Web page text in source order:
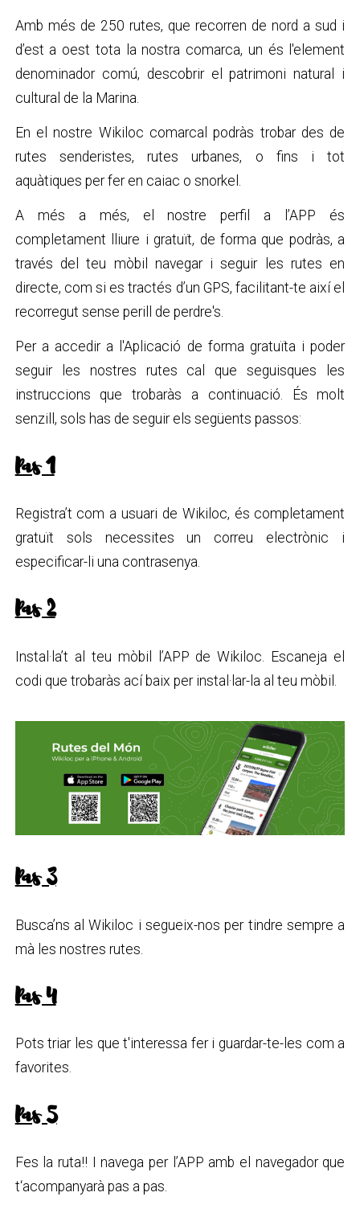
Amb més de 250 rutes, que recorren de nord a sud i
d’est a oest tota la nostra comarca, un és l'element
denominador comú, descobrir el patrimoni natural i
cultural de la Marina.
En el nostre Wikiloc comarcal podràs trobar des de
rutes senderistes, rutes urbanes, o fins i tot
aquàtiques per fer en caiac o snorkel.
A més a més, el nostre perfil a l’APP és
completament lliure i gratuït, de forma que podràs, a
través del teu mòbil navegar i seguir les rutes en
directe, com si es tractés d’un GPS, facilitant-te així el
recorregut sense perill de perdre's.
Per a accedir a l'Aplicació de forma gratuïta i poder
seguir les nostres rutes cal que seguisques les
instruccions que trobaràs a continuació. És molt
senzill, sols has de seguir els següents passos:
Pas 1
Registra’t com a usuari de Wikiloc, és completament
gratuït sols necessites un correu electrònic i
especificar-li una contrasenya.
Pas 2
Instal·la’t al teu mòbil l’APP de Wikiloc. Escaneja el
codi que trobaràs ací baix per instal·lar-la al teu mòbil.
Pas 3
Busca’ns al Wikiloc i segueix-nos per tindre sempre a
mà les nostres rutes.
Pas 4
Pots triar les que t'interessa fer i guardar-te-les com a
favorites.
Pas 5
Fes la ruta!! I navega per l’APP amb el navegador que
t‘acompanyarà pas a pas.